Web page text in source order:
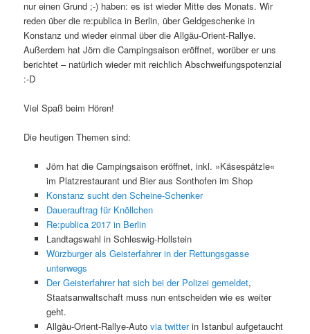
nur einen Grund ;-) haben: es ist wieder Mitte des Monats. Wir
reden über die re:publica in Berlin, über Geldgeschenke in
Konstanz und wieder einmal über die Allgäu-Orient-Rallye.
Außerdem hat Jörn die Campingsaison eröffnet, worüber er uns
berichtet – natürlich wieder mit reichlich Abschweifungspotenzial
:-D
Viel Spaß beim Hören!
Die heutigen Themen sind:
Jörn hat die Campingsaison eröffnet, inkl. »Käsespätzle«
im Platzrestaurant und Bier aus Sonthofen im Shop
Konstanz sucht den Scheine-Schenker
Dauerauftrag für Knöllchen
Re:publica 2017 in Berlin
Landtagswahl in Schleswig-Hollstein
Würzburger als Geisterfahrer in der Rettungsgasse
unterwegs
Der Geisterfahrer hat sich bei der Polizei gemeldet,
Staatsanwaltschaft muss nun entscheiden wie es weiter
geht.
Allgäu-Orient-Rallye-Auto via twitterin Istanbul aufgetaucht